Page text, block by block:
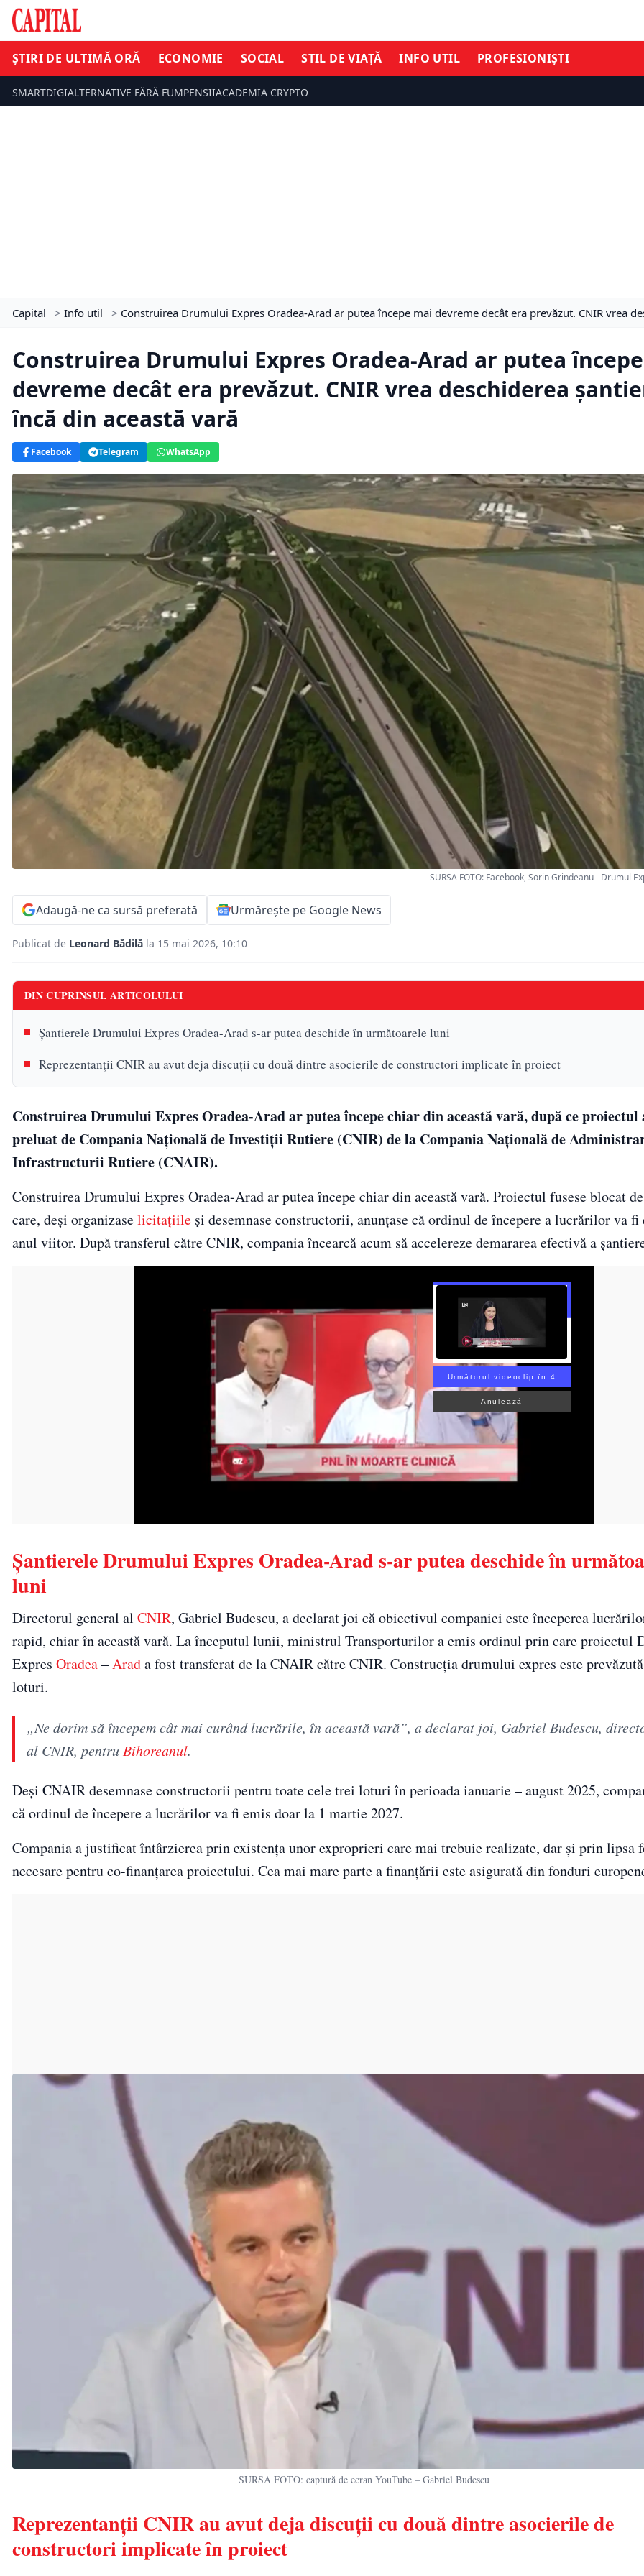
ȘTIRI DE ULTIMĂ ORĂ ECONOMIE SOCIAL STIL DE VIAȚĂ INFO UTIL PROFESIONIȘTI
SMARTDIGIALTERNATIVE FĂRĂ FUMPENSIIACADEMIA CRYPTO
Capital > Info util > Construirea Drumului Expres Oradea-Arad ar putea începe mai devreme decât era prevăzut. CNIR vrea
Construirea Drumului Expres Oradea-Arad ar putea
devreme decât era prevăzut. CNIR vrea deschiderea
încă din această vară
Facebook Telegram WhatsApp
SURSA FOTO: Facebook, Sorin Grindeanu - Drumul
Adaugă-ne ca sursă preferată Urmărește pe Google News
Publicat de Leonard Bădilă la 15 mai 2026, 10:10
DIN CUPRINSUL ARTICOLULUI
Șantierele Drumului Expres Oradea-Arad s-ar putea deschide în următoarele luni
Reprezentanții CNIR au avut deja discuții cu două dintre asocierile de constructori implicate în proiect
Construirea Drumului Expres Oradea-Arad ar putea începe chiar din această vară, după ce proiectul
preluat de Compania Națională de Investiții Rutiere (CNIR) de la Compania Națională de
Infrastructurii Rutiere (CNAIR).
Construirea Drumului Expres Oradea-Arad ar putea începe chiar din această vară. Proiectul fusese blocat
care, deși organizaselicitațiile și desemnase constructorii, anunțase că ordinul de începere a lucrărilor va fi
anul viitor. După transferul către CNIR, compania încearcă acum să accelereze demararea efectivă a
Următorul videoclip în 2
Anulează
Șantierele Drumului Expres Oradea-Arad s-ar putea deschide în
luni
Directorul general al CNIR, Gabriel Budescu, a declarat joi că obiectivul companiei este începerea
rapid, chiar în această vară. La începutul lunii, ministrul Transporturilor a emis ordinul prin care proiectul
Expres Oradea–Arada fost transferat de la CNAIR către CNIR. Construcția drumului expres este
loturi.
„Ne dorim să începem cât mai curând lucrările, în această vară”, a declarat joi, Gabriel Budescu,
al CNIR, pentru Bihoreanul.
Deși CNAIR desemnase constructorii pentru toate cele trei loturi în perioada ianuarie – august 2025,
că ordinul de începere a lucrărilor va fi emis doar la 1 martie 2027.
Compania a justificat întârzierea prin existența unor exproprieri care mai trebuie realizate, dar și prin lipsa
necesare pentru co-finanțarea proiectului. Cea mai mare parte a finanțării este asigurată din fonduri
SURSA FOTO: captură de ecran YouTube – Gabriel Budescu
Reprezentanții CNIR au avut deja discuții cu două dintre asocierile de
constructori implicate în proiect